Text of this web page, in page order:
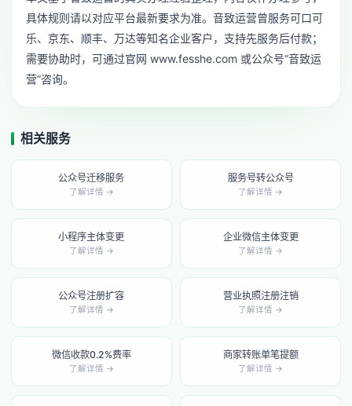
具体规则请以对应平台最新要求为准。音致运营曾服务可口可
乐、京东、顺丰、万达等知名企业客户，支持先服务后付款；
需要协助时，可通过官网 www.fesshe.com 或公众号“音致运
营”咨询。
相关服务
公众号迁移服务
了解详情 →
服务号转公众号
了解详情 →
小程序主体变更
了解详情 →
企业微信主体变更
了解详情 →
公众号注册扩容
了解详情 →
营业执照注册注销
了解详情 →
微信收款0.2%费率
了解详情 →
商家转账单笔提额
了解详情 →